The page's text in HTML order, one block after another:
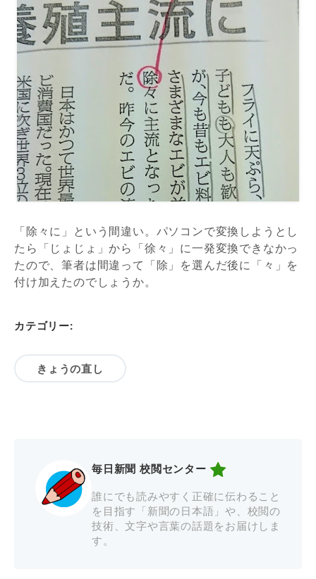
「除々に」という間違い。パソコンで変換しようとし
たら「じょじょ」から「徐々」に一発変換できなかっ
たので、筆者は間違って「除」を選んだ後に「々」を
付け加えたのでしょうか。
カテゴリー:
きょうの直し
毎日新聞 校閲センター
誰にでも読みやすく正確に伝わること
を目指す「新聞の日本語」や、校閲の
技術、文字や言葉の話題をお届けしま
す。